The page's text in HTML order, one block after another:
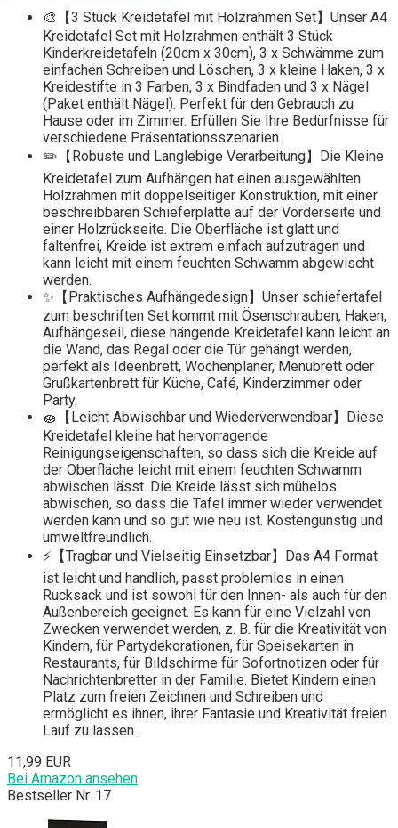
🎨【3 Stück Kreidetafel mit Holzrahmen Set】Unser A4
Kreidetafel Set mit Holzrahmen enthält 3 Stück
Kinderkreidetafeln (20cm x 30cm), 3 x Schwämme zum
einfachen Schreiben und Löschen, 3 x kleine Haken, 3 x
Kreidestifte in 3 Farben, 3 x Bindfaden und 3 x Nägel
(Paket enthält Nägel). Perfekt für den Gebrauch zu
Hause oder im Zimmer. Erfüllen Sie Ihre Bedürfnisse für
verschiedene Präsentationsszenarien.
✏️【Robuste und Langlebige Verarbeitung】Die Kleine
Kreidetafel zum Aufhängen hat einen ausgewählten
Holzrahmen mit doppelseitiger Konstruktion, mit einer
beschreibbaren Schieferplatte auf der Vorderseite und
einer Holzrückseite. Die Oberfläche ist glatt und
faltenfrei, Kreide ist extrem einfach aufzutragen und
kann leicht mit einem feuchten Schwamm abgewischt
werden.
✨【Praktisches Aufhängedesign】Unser schiefertafel
zum beschriften Set kommt mit Ösenschrauben, Haken,
Aufhängeseil, diese hängende Kreidetafel kann leicht an
die Wand, das Regal oder die Tür gehängt werden,
perfekt als Ideenbrett, Wochenplaner, Menübrett oder
Grußkartenbrett für Küche, Café, Kinderzimmer oder
Party.
🧽【Leicht Abwischbar und Wiederverwendbar】Diese
Kreidetafel kleine hat hervorragende
Reinigungseigenschaften, so dass sich die Kreide auf
der Oberfläche leicht mit einem feuchten Schwamm
abwischen lässt. Die Kreide lässt sich mühelos
abwischen, so dass die Tafel immer wieder verwendet
werden kann und so gut wie neu ist. Kostengünstig und
umweltfreundlich.
⚡【Tragbar und Vielseitig Einsetzbar】Das A4 Format
ist leicht und handlich, passt problemlos in einen
Rucksack und ist sowohl für den Innen- als auch für den
Außenbereich geeignet. Es kann für eine Vielzahl von
Zwecken verwendet werden, z. B. für die Kreativität von
Kindern, für Partydekorationen, für Speisekarten in
Restaurants, für Bildschirme für Sofortnotizen oder für
Nachrichtenbretter in der Familie. Bietet Kindern einen
Platz zum freien Zeichnen und Schreiben und
ermöglicht es ihnen, ihrer Fantasie und Kreativität freien
Lauf zu lassen.
11,99 EUR
Bei Amazon ansehen
Bestseller Nr. 17